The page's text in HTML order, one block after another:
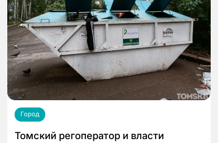
Город
Томский регоператор и власти